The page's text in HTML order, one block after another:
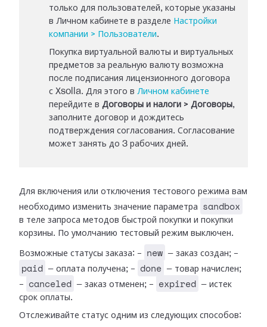
только для пользователей, которые указаны
в Личном кабинете в разделе Настройки
компании > Пользователи.
Покупка виртуальной валюты и виртуальных
предметов за реальную валюту возможна
после подписания лицензионного договора
с Xsolla. Для этого в Личном кабинете
перейдите в Договоры и налоги > Договоры,
заполните договор и дождитесь
подтверждения согласования. Согласование
может занять до 3 рабочих дней.
Для включения или отключения тестового режима вам
необходимо изменить значение параметра
sandbox
в теле запроса методов быстрой покупки и покупки
корзины. По умолчанию тестовый режим выключен.
Возможные статусы заказа: - new — заказ создан; -
paid — оплата получена; - done — товар начислен;
-
canceled — заказ отменен; - expired — истек
срок оплаты.
Отслеживайте статус одним из следующих способов: